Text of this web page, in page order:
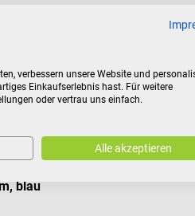
Kunststoffgriff
von 5 von 5 Sternen
blau
verbessern unsere Website und
Einkaufserlebnis hast. Für weitere
oder vertrau uns einfach.
Alle akzeptieren